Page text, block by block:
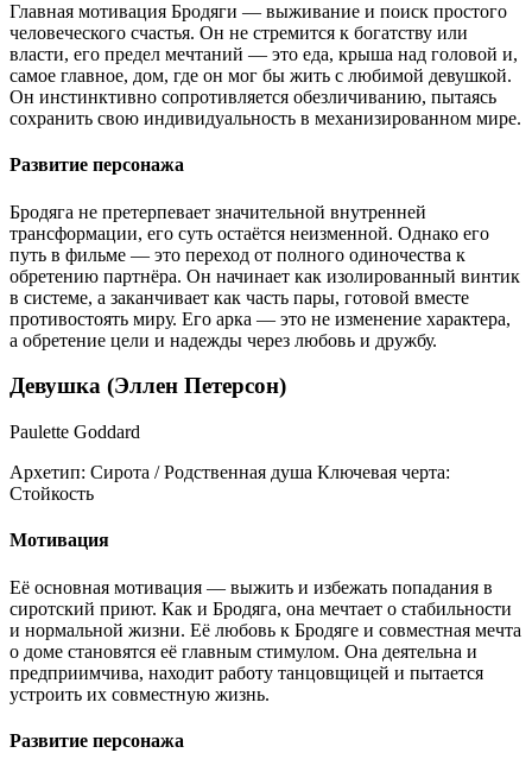
Главная мотивация Бродяги — выживание и поиск простого
человеческого счастья. Он не стремится к богатству или
власти, его предел мечтаний — это еда, крыша над головой и,
самое главное, дом, где он мог бы жить с любимой девушкой.
Он инстинктивно сопротивляется обезличиванию, пытаясь
сохранить свою индивидуальность в механизированном мире.
Развитие персонажа
Бродяга не претерпевает значительной внутренней
трансформации, его суть остаётся неизменной. Однако его
путь в фильме — это переход от полного одиночества к
обретению партнёра. Он начинает как изолированный винтик
в системе, а заканчивает как часть пары, готовой вместе
противостоять миру. Его арка — это не изменение характера,
а обретение цели и надежды через любовь и дружбу.
Девушка (Эллен Петерсон)
Paulette Goddard
Архетип: Сирота / Родственная душа Ключевая черта:
Стойкость
Мотивация
Её основная мотивация — выжить и избежать попадания в
сиротский приют. Как и Бродяга, она мечтает о стабильности
и нормальной жизни. Её любовь к Бродяге и совместная мечта
о доме становятся её главным стимулом. Она деятельна и
предприимчива, находит работу танцовщицей и пытается
устроить их совместную жизнь.
Развитие персонажа